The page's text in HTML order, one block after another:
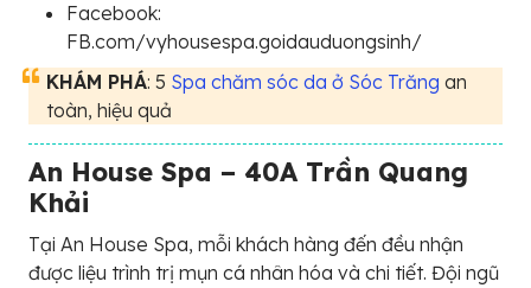
Facebook:
FB.com/vyhousespa.goidauduongsinh/
KHÁM PHÁ: 5 Spa chăm sóc da ở Sóc Trăng an
toàn, hiệu quả
An House Spa – 40A Trần Quang
Khải
Tại An House Spa, mỗi khách hàng đến đều nhận
được liệu trình trị mụn cá nhân hóa và chi tiết. Đội ngũ